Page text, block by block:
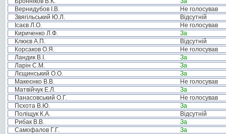
Вернидубов І.В.
Не голосував
Звягільський Ю.Л.
Відсутній
Ісаєв Л.О.
Не голосував
Кириченко Л.Ф.
За
Клюєв А.П.
Відсутній
Корсаков О.Я.
Не голосував
Ландик В.І.
За
Ларін С.М.
За
Лєщинський О.О.
За
Макеєнко В.В.
Не голосував
Матвійчук Е.Л.
За
Панасовський О.Г.
Не голосував
Пєхота В.Ю.
За
Поліщук К.А.
Відсутній
Рибак В.В.
За
Самофалов Г.Г.
За